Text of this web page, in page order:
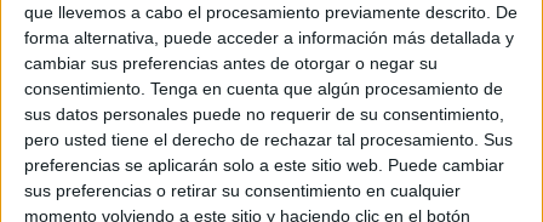
que llevemos a cabo el procesamiento previamente descrito. De
forma alternativa, puede acceder a información más detallada y
cambiar sus preferencias antes de otorgar o negar su
consentimiento. Tenga en cuenta que algún procesamiento de
sus datos personales puede no requerir de su consentimiento,
pero usted tiene el derecho de rechazar tal procesamiento. Sus
preferencias se aplicarán solo a este sitio web. Puede cambiar
sus preferencias o retirar su consentimiento en cualquier
momento volviendo a este sitio y haciendo clic en el botón
comedores escolares al hacerse cargo de ellos el personal
docente y no los del convenio MECD-Ciudad, como ha
estado ocurriendo este verano”, critican.
“Esta gestión es una tomadura de pelo que bien se merece
dimisiones; es inmoralmente permisible e ilegítimamente
considerable que un Gobierno juegue, como lo está
haciendo, con las familias”, añaden. Así también el PSOE